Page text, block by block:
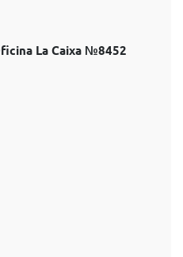
La Caixa №8452